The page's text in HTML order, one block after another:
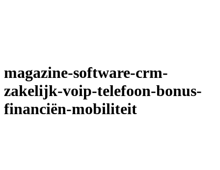
magazine-software-crm-
zakelijk-voip-telefoon-bonus-
financiën-mobiliteit